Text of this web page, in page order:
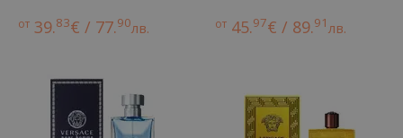
от 39.83€ / 77.90лв. от 45.97€ / 89.91лв.